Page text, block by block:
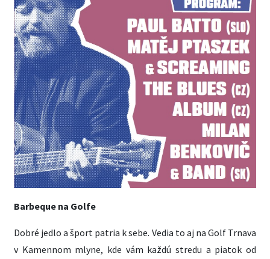
Barbeque na Golfe
Dobré jedlo a šport patria k sebe. Vedia to aj na Golf Trnava
v Kamennom mlyne, kde vám každú stredu a piatok od